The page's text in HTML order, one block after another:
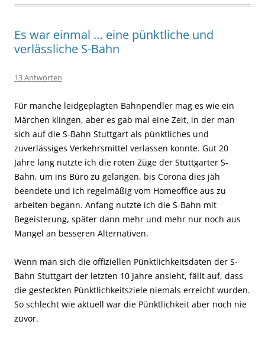
Es war einmal … eine pünktliche und
verlässliche S-Bahn
13 Antworten
Für manche leidgeplagten Bahnpendler mag es wie ein
Märchen klingen, aber es gab mal eine Zeit, in der man
sich auf die S-Bahn Stuttgart als pünktliches und
zuverlässiges Verkehrsmittel verlassen konnte. Gut 20
Jahre lang nutzte ich die roten Züge der Stuttgarter S-
Bahn, um ins Büro zu gelangen, bis Corona dies jäh
beendete und ich regelmäßig vom Homeoffice aus zu
arbeiten begann. Anfang nutzte ich die S-Bahn mit
Begeisterung, später dann mehr und mehr nur noch aus
Mangel an besseren Alternativen.
Wenn man sich die offiziellen Pünktlichkeitsdaten der S-
Bahn Stuttgart der letzten 10 Jahre ansieht, fällt auf, dass
die gesteckten Pünktlichkeitsziele niemals erreicht wurden.
So schlecht wie aktuell war die Pünktlichkeit aber noch nie
zuvor.